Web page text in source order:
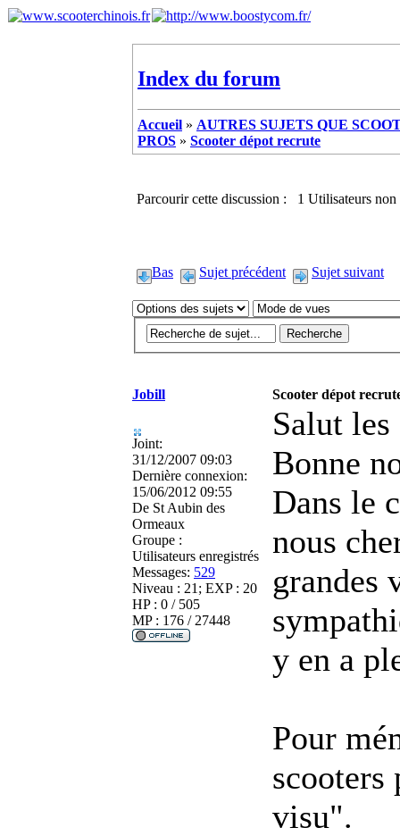
Index du forum
Accueil » AUTRES SUJETS QUE
PROS » Scooter dépot recrute
Parcourir cette discussion : 1 Utilisateurs non
Bas Sujet précédent Sujet suivant
Jobill Scooter dépot
Joint:
31/12/2007 09:03
Dernière connexion:
15/06/2012 09:55
De St Aubin des
Ormeaux
Groupe :
Utilisateurs enregistrés
Messages: 529
Niveau : 21; EXP : 20
HP : 0 / 505
MP : 176 / 27448
Salut
Bonne
Dans le
nous
grandes
y en a
Pour
scooters
visu".